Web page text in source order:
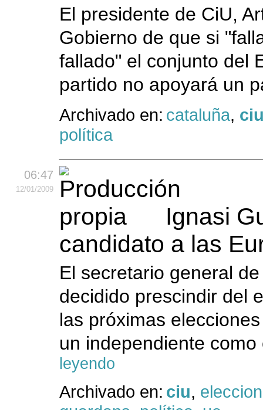
El presidente de CiU,
Gobierno de que si
fallado" el conjunto del
partido no apoyará un
Archivado en: cataluña,
política
06:47
12/01/2009
Ignasi
candidato a las
El secretario general
decidido prescindir del
las próximas
un independiente
leyendo
Archivado en: ciu,